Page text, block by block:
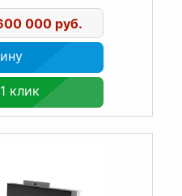
000 руб.
клик